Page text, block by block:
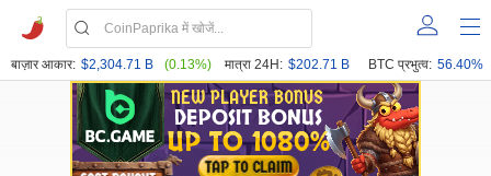
बाज़ार आकार: $2,304.71 B (0.13%) मात्रा 24H: $202.71 B BTC प्रभुत्व: 56.40%